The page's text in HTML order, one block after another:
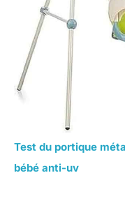
Test du portique
bébé anti-uv